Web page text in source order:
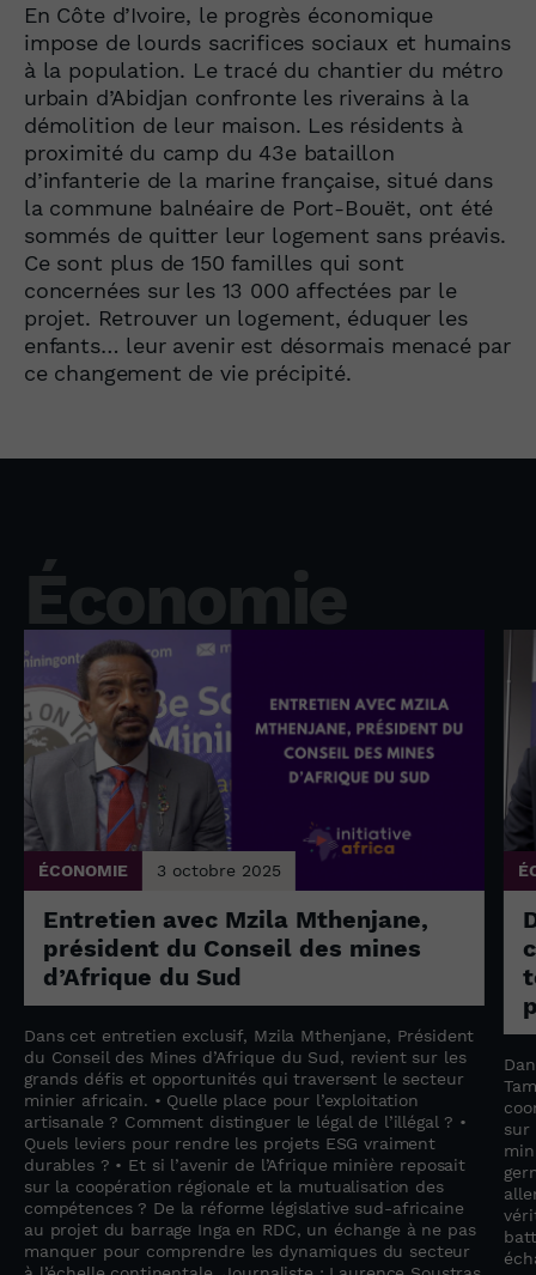
En Côte d’Ivoire, le progrès économique
impose de lourds sacrifices sociaux et humains
à la population. Le tracé du chantier du métro
urbain d’Abidjan confronte les riverains à la
démolition de leur maison. Les résidents à
proximité du camp du 43e bataillon
d’infanterie de la marine française, situé dans
la commune balnéaire de Port-Bouët, ont été
sommés de quitter leur logement sans préavis.
Ce sont plus de 150 familles qui sont
concernées sur les 13 000 affectées par le
projet. Retrouver un logement, éduquer les
enfants… leur avenir est désormais menacé par
ce changement de vie précipité.
Économie
ÉCONOMIE 3 octobre 2025
Entretien avec Mzila Mthenjane,
président du Conseil des mines
d’Afrique du Sud
Dans cet entretien exclusif, Mzila Mthenjane, Président
du Conseil des Mines d’Afrique du Sud, revient sur les
grands défis et opportunités qui traversent le secteur
minier africain. • Quelle place pour l’exploitation
artisanale ? Comment distinguer le légal de l’illégal ? •
Quels leviers pour rendre les projets ESG vraiment
durables ? • Et si l’avenir de l’Afrique minière reposait
sur la coopération régionale et la mutualisation des
compétences ? De la réforme législative sud-africaine
au projet du barrage Inga en RDC, un échange à ne pas
manquer pour comprendre les dynamiques du secteur
sur